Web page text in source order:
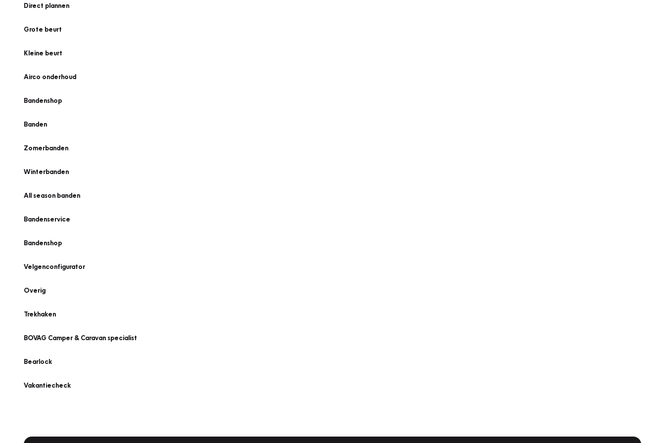
Direct plannen
Grote beurt
Kleine beurt
Airco onderhoud
Bandenshop
Banden
Zomerbanden
Winterbanden
All season banden
Bandenservice
Bandenshop
Velgenconfigurator
Overig
Trekhaken
BOVAG Camper & Caravan specialist
Bearlock
Vakantiecheck